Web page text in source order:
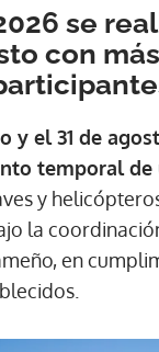
se
con
y el 31 de
temporal de
y
la
en